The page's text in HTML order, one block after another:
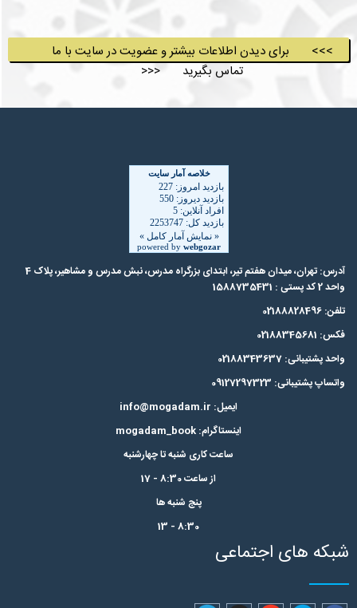
>>> برای دیدن اطلاعات بیشتر و عضویت در سایت با ما
تماس بگیرید <<<
آدرس: تهران، میدان هفتم تیر، ابتدای بزرگراه مدرس،‌ نبش مدرس و مشاهیر، پلاک 4
واحد 2 کد پستی : 1588735431
تلفن: 02188828496
فکس: 02188345681
واحد پشتیبانی: 02188343637
واتساپ پشتیبانی: 09127297323
ایمیل: info@mogadam.ir
اینستاگرام: mogadam_book
ساعت کاری شنبه تا چهارشنبه
از ساعت 8:30 - 17
پنج شنبه ها
8:30 - 13
شبکه های اجتماعی